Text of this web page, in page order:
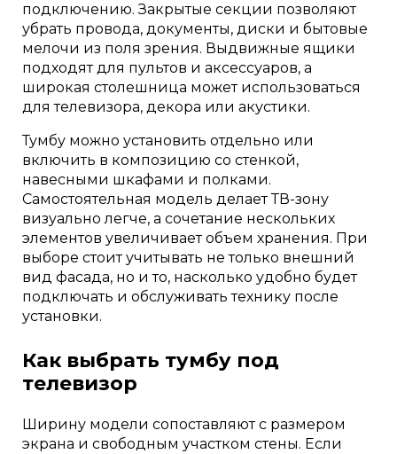
подключению. Закрытые секции позволяют
убрать провода, документы, диски и бытовые
мелочи из поля зрения. Выдвижные ящики
подходят для пультов и аксессуаров, а
широкая столешница может использоваться
для телевизора, декора или акустики.
Тумбу можно установить отдельно или
включить в композицию со стенкой,
навесными шкафами и полками.
Самостоятельная модель делает ТВ-зону
визуально легче, а сочетание нескольких
элементов увеличивает объем хранения. При
выборе стоит учитывать не только внешний
вид фасада, но и то, насколько удобно будет
подключать и обслуживать технику после
установки.
Как выбрать тумбу под
телевизор
Ширину модели сопоставляют с размером
экрана и свободным участком стены. Если